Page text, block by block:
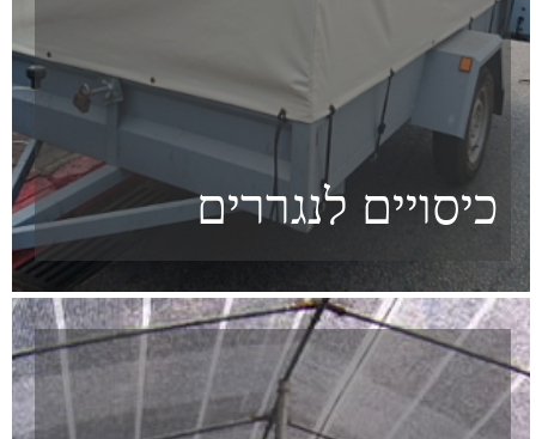
אביזרים
טלפון: 0775331727
כניסה נגישה לנכים